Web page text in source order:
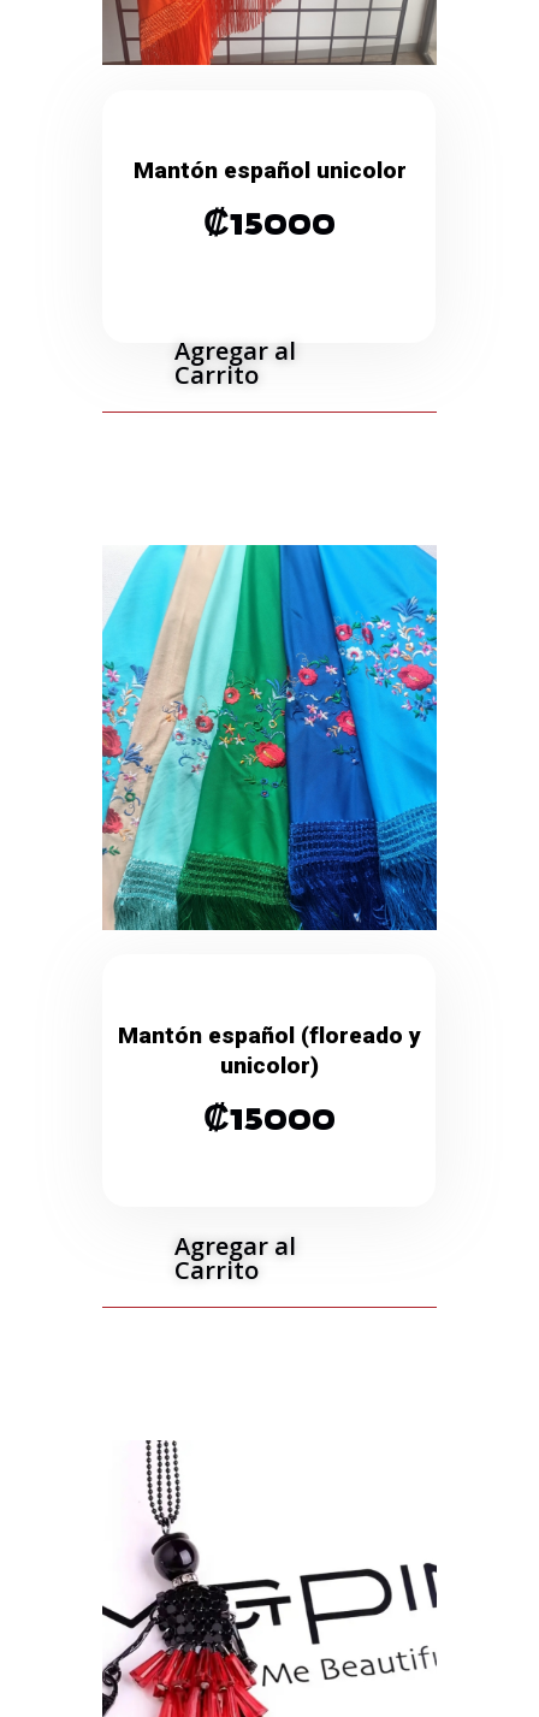
Mantón español unicolor
₡15000
Agregar al
Carrito
Mantón español (floreado y
unicolor)
₡15000
Agregar al
Carrito